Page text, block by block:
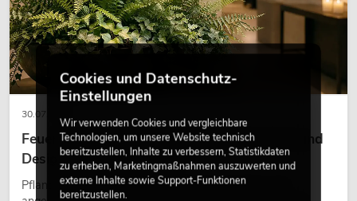
30.07.2026
Feuerhemmende Kunstpflanzen: Sicherheit und
Design perfekt kombiniert
Pflanzen machen Räume lebendig. Sie schaffen eine
Cookies und Datenschutz-
Einstellungen
Wir verwenden Cookies und vergleichbare
Technologien, um unsere Website technisch
bereitzustellen, Inhalte zu verbessern, Statistikdaten
zu erheben, Marketingmaßnahmen auszuwerten und
externe Inhalte sowie Support-Funktionen
bereitzustellen.